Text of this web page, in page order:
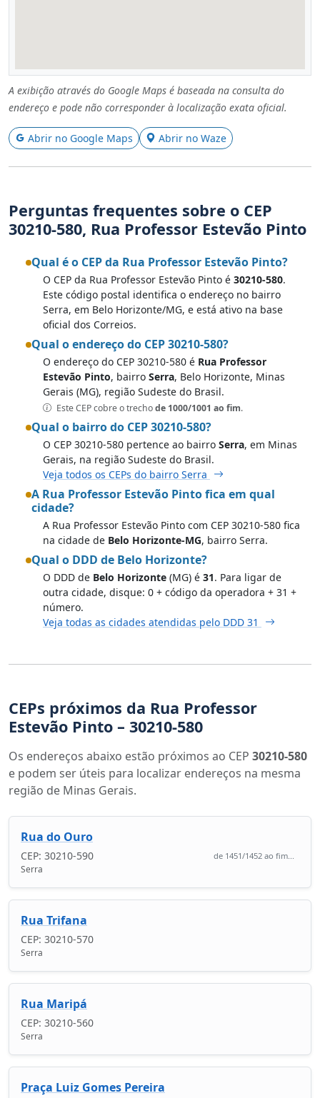
A exibição através do Google Maps é baseada na consulta do
endereço e pode não corresponder à localização exata oficial.
Abrir no Google Maps Abrir no Waze
Perguntas frequentes sobre o CEP
30210-580, Rua Professor Estevão Pinto
Qual é o CEP da Rua Professor Estevão Pinto?
O CEP da Rua Professor Estevão Pinto é 30210-580.
Este código postal identifica o endereço no bairro
Serra, em Belo Horizonte/MG, e está ativo na base
oficial dos Correios.
Qual o endereço do CEP 30210-580?
O endereço do CEP 30210-580 é Rua Professor
Estevão Pinto, bairro Serra, Belo Horizonte, Minas
Gerais (MG), região Sudeste do Brasil.
Este CEP cobre o trechode 1000/1001 ao fim.
Qual o bairro do CEP 30210-580?
O CEP 30210-580 pertence ao bairro Serra, em Minas
Gerais, na região Sudeste do Brasil.
Veja todos os CEPs do bairro Serra
A Rua Professor Estevão Pinto fica em qual
cidade?
A Rua Professor Estevão Pinto com CEP 30210-580 fica
na cidade de Belo Horizonte-MG, bairro Serra.
Qual o DDD de Belo Horizonte?
O DDD de Belo Horizonte (MG) é 31. Para ligar de
outra cidade, disque: 0 + código da operadora + 31 +
número.
Veja todas as cidades atendidas pelo DDD 31
CEPs próximos da Rua Professor
Estevão Pinto – 30210-580
Os endereços abaixo estão próximos ao CEP 30210-580
e podem ser úteis para localizar endereços na mesma
região de Minas Gerais.
Rua do Ouro
CEP: 30210-590 de 1451/1452 ao fim...
Serra
Rua Trifana
CEP: 30210-570
Serra
Rua Maripá
CEP: 30210-560
Serra
Praça Luiz Gomes Pereira